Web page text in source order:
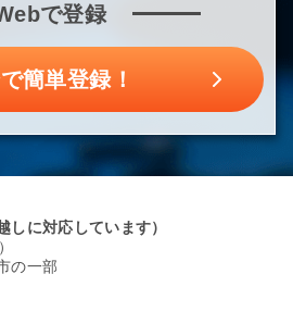
で登録
簡単登録！
しに対応しています）
の一部